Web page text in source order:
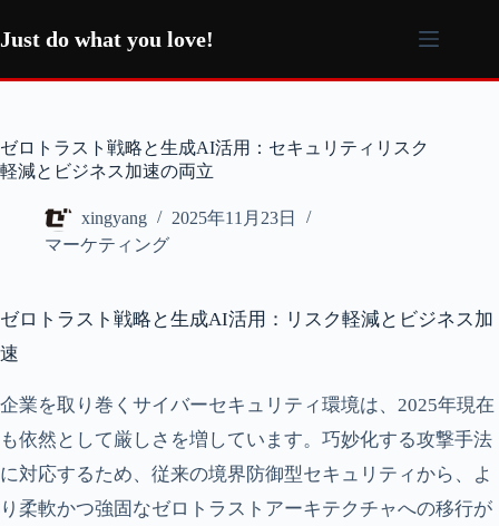
ン
ン
ス
キ
Just do what you love!
ゼロトラスト戦略と生成AI活用：セキュリティリスク
軽減とビジネス加速の両立
xingyang
2025年11月23日
マーケティング
ゼロトラスト戦略と生成AI活用：リスク軽減とビジネス加
速
企業を取り巻くサイバーセキュリティ環境は、2025年現在
も依然として厳しさを増しています。巧妙化する攻撃手法
に対応するため、従来の境界防御型セキュリティから、よ
り柔軟かつ強固なゼロトラストアーキテクチャへの移行が